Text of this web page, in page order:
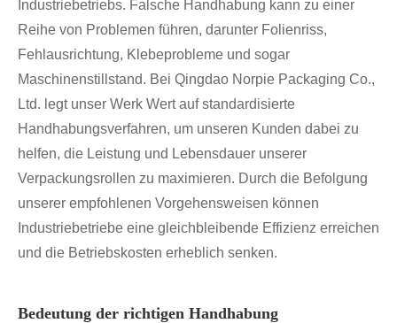
Industriebetriebs. Falsche Handhabung kann zu einer
Reihe von Problemen führen, darunter Folienriss,
Fehlausrichtung, Klebeprobleme und sogar
Maschinenstillstand. Bei Qingdao Norpie Packaging Co.,
Ltd. legt unser Werk Wert auf standardisierte
Handhabungsverfahren, um unseren Kunden dabei zu
helfen, die Leistung und Lebensdauer unserer
Verpackungsrollen zu maximieren. Durch die Befolgung
unserer empfohlenen Vorgehensweisen können
Industriebetriebe eine gleichbleibende Effizienz erreichen
und die Betriebskosten erheblich senken.
Bedeutung der richtigen Handhabung